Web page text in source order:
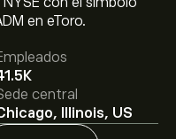
en eToro.
central
Illinois, US
acciones de Archer-
Regístrate
y las previsiones de